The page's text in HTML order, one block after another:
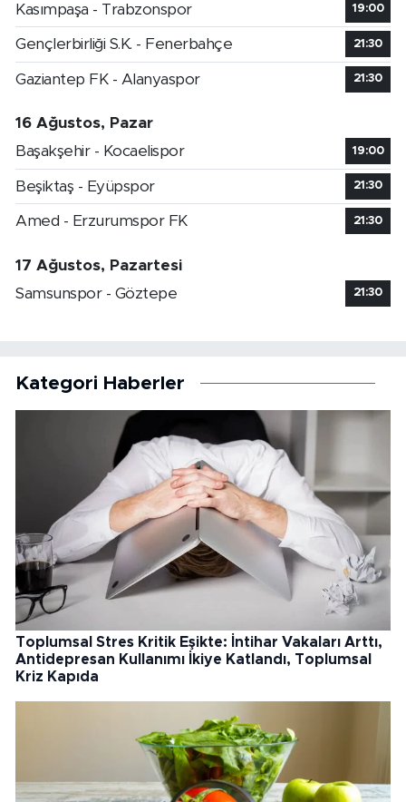
Kasımpaşa - Trabzonspor 19:00
Gençlerbirliği S.K. - Fenerbahçe 21:30
Gaziantep FK - Alanyaspor 21:30
16 Ağustos, Pazar
Başakşehir - Kocaelispor
19:00
Beşiktaş - Eyüpspor 21:30
Amed - Erzurumspor FK 21:30
17 Ağustos, Pazartesi
Samsunspor - Göztepe
21:30
Kategori Haberler
Toplumsal Stres Kritik Eşikte: İntihar Vakaları Arttı,
Antidepresan Kullanımı İkiye Katlandı, Toplumsal
Kriz Kapıda